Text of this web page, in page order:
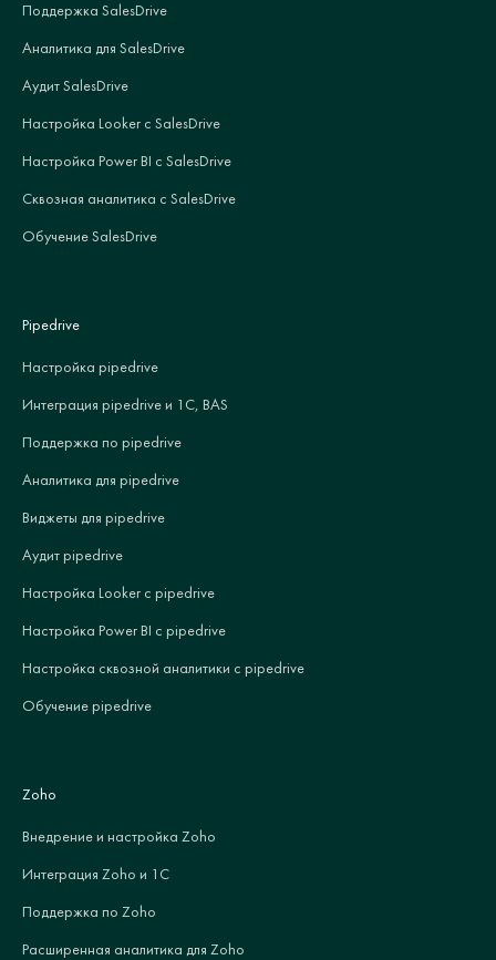
Поддержка SalesDrive
Аналитика для SalesDrive
Аудит SalesDrive
Настройка Looker с SalesDrive
Настройка Power BI с SalesDrive
Сквозная аналитика с SalesDrive
Обучение SalesDrive
Pipedrive
Настройка pipedrive
Интеграция pipedrive и 1С, BAS
Поддержка по pipedrive
Аналитика для pipedrive
Виджеты для pipedrive
Аудит pipedrive
Настройка Looker с pipedrive
Настройка Power BI с pipedrive
Настройка сквозной аналитики с pipedrive
Обучение pipedrive
Zoho
Внедрение и настройка Zoho
Интеграция Zoho и 1С
Поддержка по Zoho
Расширенная аналитика для Zoho